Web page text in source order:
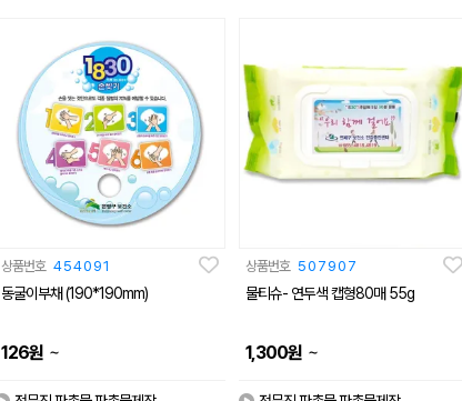
상품번호 454091
동굴이부채 (190*190mm)
126원 ~
상품번호 507907
물티슈- 연두색 캡형80매 55g
1,300원 ~